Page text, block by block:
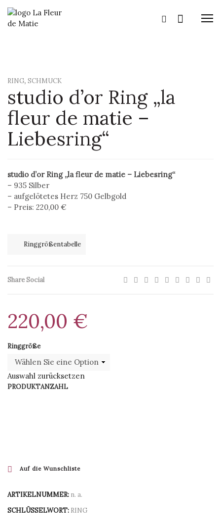
RING, SCHMUCK
studio d’or Ring „la
fleur de matie –
Liebesring“
studio d’or Ring „la fleur de matie – Liebesring“
– 935 Silber
– aufgelötetes Herz 750 Gelbgold
– Preis: 220,00 €
Ringgrößentabelle
Share Social
220,00 €
Ringgröße
Auswahl zurücksetzen
PRODUKTANZAHL
Auf die Wunschliste
ARTIKELNUMMER: n. a.
SCHLÜSSELWORT: RING